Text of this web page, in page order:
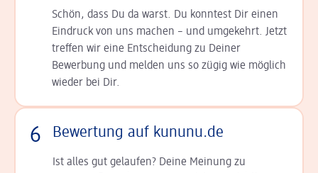
Schön, dass Du da warst. Du konntest Dir einen
Ein­druck von uns machen – und umgekehrt. Jetzt
tref­fen wir eine Entscheidung zu Deiner
Bewerbung und melden uns so zügig wie möglich
wieder bei Dir.
6 Bewertung auf kununu.de
Ist alles gut gelaufen? Deine Meinung zu